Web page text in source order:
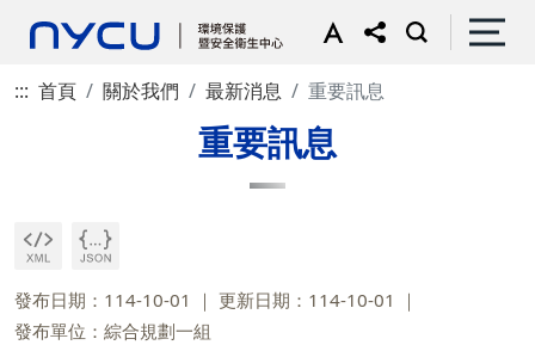
::: 首頁 關於我們 最新消息 重要訊息
重要訊息
發布日期：114-10-01
更新日期：114-10-01
發布單位：綜合規劃一組